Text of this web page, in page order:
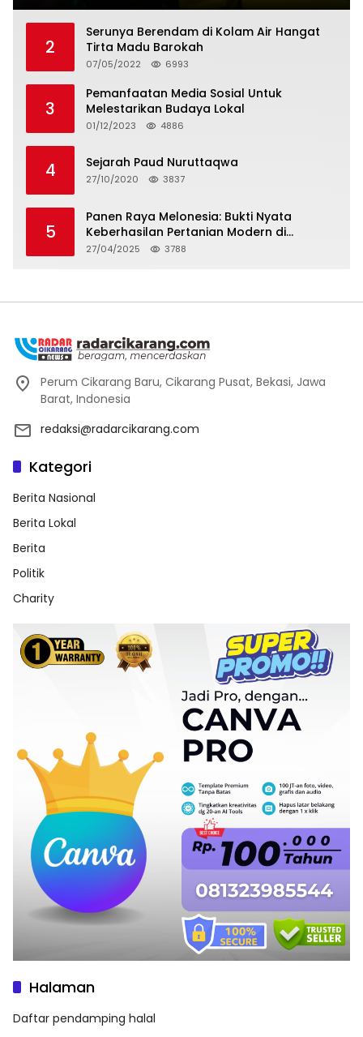
2
Serunya Berendam di Kolam Air Hangat
Tirta Madu Barokah
07/05/2022 6993
3
Pemanfaatan Media Sosial Untuk
Melestarikan Budaya Lokal
01/12/2023 4886
4 Sejarah Paud Nuruttaqwa
27/10/2020 3837
5
Panen Raya Melonesia: Bukti Nyata
Keberhasilan Pertanian Modern di
Kabupaten Bekasi
27/04/2025 3788
Perum Cikarang Baru, Cikarang Pusat, Bekasi, Jawa
Barat, Indonesia
redaksi@radarcikarang.com
Kategori
Berita Nasional
Berita Lokal
Berita
Politik
Charity
Halaman
Daftar pendamping halal